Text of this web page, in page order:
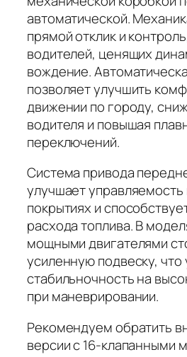
автоматической.
прямой отклик и
водителей, ценящих
вождение.
позволяет улучшить
движении по городу,
водителя и повышая
переключений.
Система привода
улучшает управляемость
покрытиях и
расхода топлива. В
мощными двигателями
усиленную подвеску, что
стабильночность на
при маневрировании.
Рекомендуем обратить
версии с 16-клапанными